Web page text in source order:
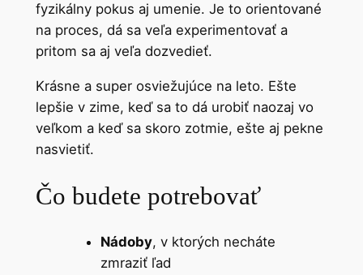
fyzikálny pokus aj umenie. Je to orientované
na proces, dá sa veľa experimentovať a
pritom sa aj veľa dozvedieť.
Krásne a super osviežujúce na leto. Ešte
lepšie v zime, keď sa to dá urobiť naozaj vo
veľkom a keď sa skoro zotmie, ešte aj pekne
nasvietiť.
Čo budete potrebovať
Nádoby, v ktorých necháte
zmraziť ľad